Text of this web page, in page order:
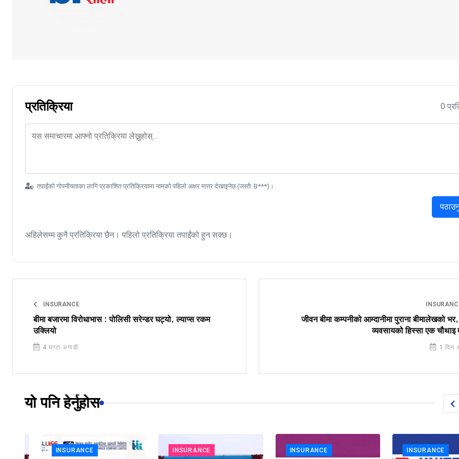
प्रतिक्रिया 0
तपाईंको गोपनीयताका लागि प्रकाशित प्रतिक्रियामा नामको पहिलो अक्षर मात्र देखाइनेछ (जस्तै: B***)।
अहिलेसम्म कुनै प्रतिक्रिया छैन। पहिलो प्रतिक्रिया तपाईंको हुन सक्छ।
INSURANCE
बीमा बजारमा विरोधाभास : पोलिसी सरेन्डर घट्यो, ल्याप्स रकम
उक्लियो
4 घण्टा अगाडी
जीवन बीमा कम्पनीको आम्दानीमा पुराना बीमालेखको
व्यवसायको हिस्सा एक चौथाइ
1 दिन
यो पनि हेर्नुहोस
INSURANCE INSURANCE INSURANCE INSURANCE